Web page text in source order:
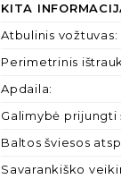
KITA
Atbulinis vožtuvas:
Perimetrinis
Apdaila:
Galimybė
Baltos šviesos
Savarankiško